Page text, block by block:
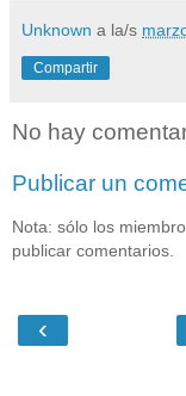
Unknown a la/s
Compartir
No hay
Publicar un
Nota: sólo los
publicar comentarios.
‹